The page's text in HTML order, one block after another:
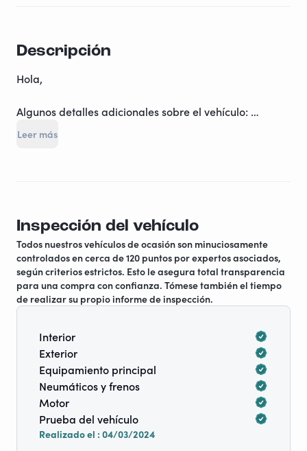
Descripción
Hola,
Algunos detalles adicionales sobre el vehículo:
Lo hemos apreciado especialmente por su conducción
agradable gracias a la caja automática.
Lo hemos tenido un año, nos ha encantado usarlo,
pero lamentablemente ya no tenemos tiempo para
Leer más
Inspección del vehículo
Todos nuestros vehículos de ocasión son minuciosamente
controlados en cerca de 120 puntos por expertos asociados,
según criterios estrictos. Esto le asegura total transparencia
para una compra con confianza. Tómese también el tiempo
de realizar su propio informe de inspección.
Interior
Exterior
Equipamiento principal
Neumáticos y frenos
Motor
Prueba del vehículo
Realizado el : 04/03/2024